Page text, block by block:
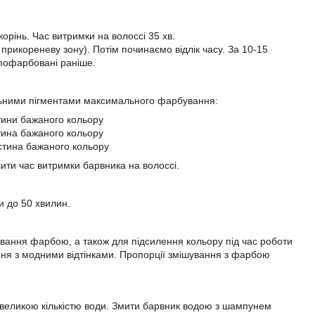
Час витримки на волоссі 35 хв.
зону). Потім починаємо відлік часу. За 10-15
раніше.
пігментами максимального фарбування:
бажаного кольору
бажаного кольору
бажаного кольору
час витримки барвника на волоссі.
до 50 хвилин.
фарбою, а також для підсилення кольору під час роботи
з модними відтінками. Пропорції змішування з фарбою
кількістю води. Змити барвник водою з шампунем